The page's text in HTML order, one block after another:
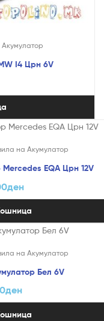
I4 Црн 6V
на Акумулатор
EQA Црн 12V
ден
на Акумулатор
Бел 6V
ден